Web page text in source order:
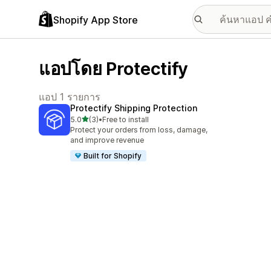
Shopify App Store
แอปโดย Protectify
แอป 1 รายการ
Protectify Shipping Protection
5.0เต็ม 5 ดาว
(3)
ทั้งหมด 3 รีวิว
•Free to install
Protect your orders from loss, damage,
and improve revenue
Built for Shopify